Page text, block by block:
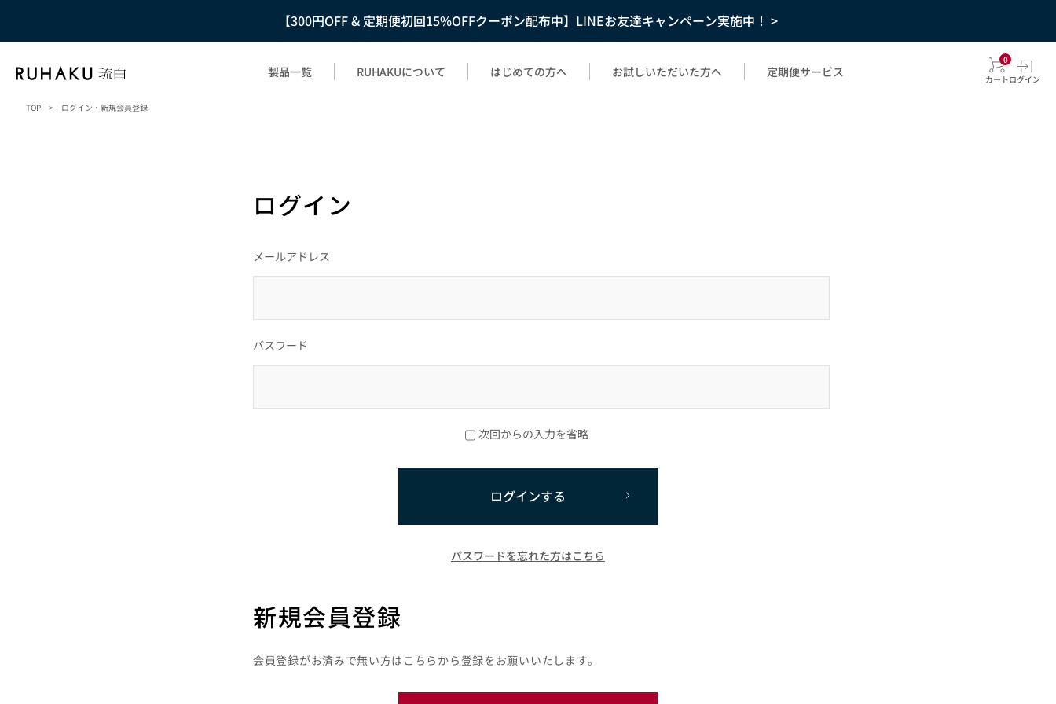
【300円OFF & 定期便初回15%OFFクーポン配布中】LINEお友達キャンペーン実施中！ >
製品一覧 RUHAKUについて はじめての方へ お試しいただいた方へ 定期便サービス
0
カートログイン
TOP > ログイン・新規会員登録
ログイン
メールアドレス
パスワード
次回からの入力を省略
ログインする
パスワードを忘れた方はこちら
新規会員登録
会員登録がお済みで無い方はこちらから登録をお願いいたします。